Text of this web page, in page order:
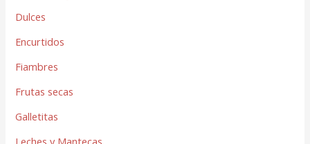
Dulces
Encurtidos
Fiambres
Frutas secas
Galletitas
Leches y Mantecas